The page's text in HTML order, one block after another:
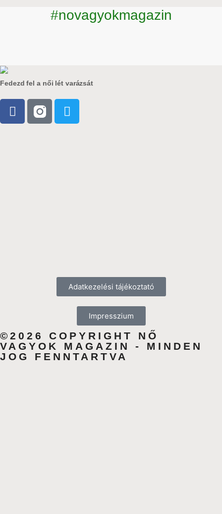
#novagyokmagazin
Fedezd fel a női lét varázsát
Adatkezelési tájékoztató
Impresszium
©2026 COPYRIGHT NŐ
VAGYOK MAGAZIN - MINDEN
JOG FENNTARTVA